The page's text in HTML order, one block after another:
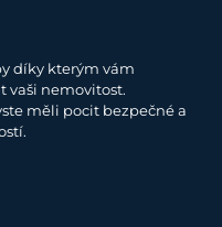
díky kterým vám
vaši nemovitost.
měli pocit bezpečné a